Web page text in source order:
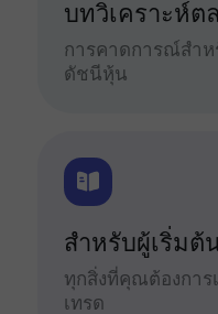
บทวิเคราะห์ต
การคาดการณ์สำ
ดัชนีหุ้น
สำหรับผู้เริ่มต้
ทุกสิ่งที่คุณต้องการ
เทรด